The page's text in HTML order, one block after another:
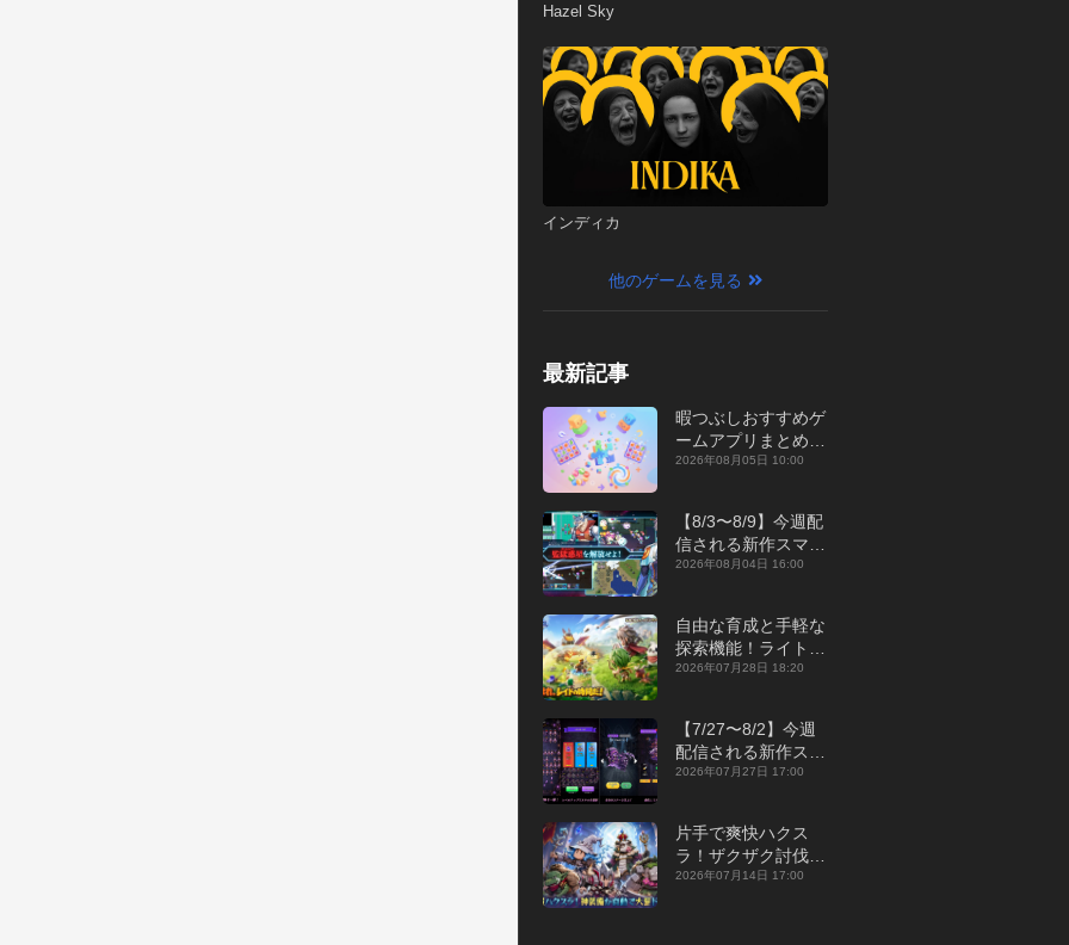
Hazel Sky
インディカ
他のゲームを見る
最新記事
暇つぶしおすすめゲ
ームアプリまとめ｜
オフライン対応あり
2026年08月05日 10:00
【8/3〜8/9】今週配
信される新作スマホ
ゲームをまとめてお
2026年08月04日 16:00
自由な育成と手軽な
探索機能！ライトカ
ジュアルMMORPG
P】
2026年07月28日 18:20
【7/27〜8/2】今週
配信される新作スマ
ホゲームをまとめて
2026年07月27日 17:00
片手で爽快ハクス
ラ！ザクザク討伐し
て神装備を集める放
2026年07月14日 17:00